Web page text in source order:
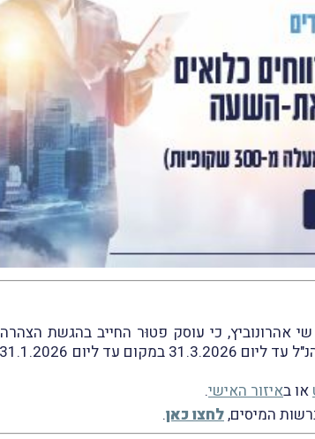
או באיזור האישי.
המיסים,לחצו כאן.